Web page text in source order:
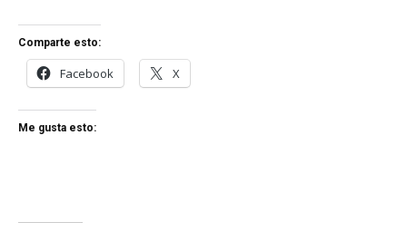
Comparte esto:
Facebook X
Me gusta esto: